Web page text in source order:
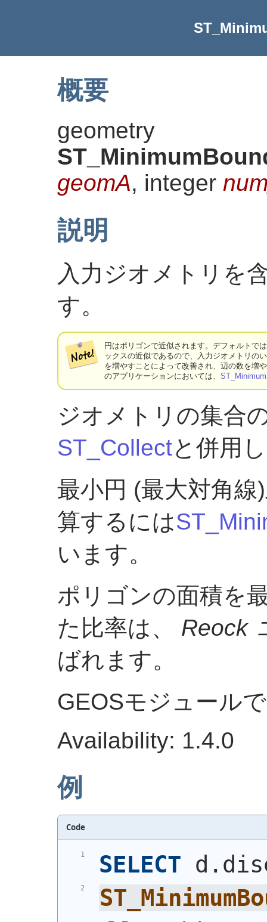
概要
geometry
geomA, integer
説明
入力ジオメトリを
す。
円はポリゴンで近似されます。デフォルトで
ックスの近似であるので、入力ジオメトリの
を増やすことによって改善され、辺の数を増
のアプリケーションにおいては、
ジオメトリの集合
ST_Collectと併用
最小円 (最大対角
算するには
います。
ポリゴンの面積を
た比率は、 Reock
ばれます。
GEOSモジュール
Availability: 1.4.0
例
Code
SELECT